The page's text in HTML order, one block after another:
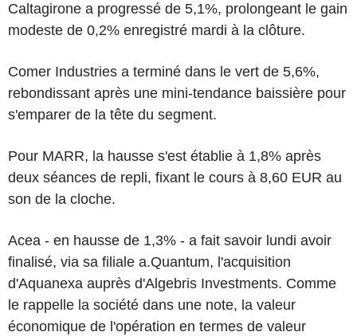
Caltagirone a progressé de 5,1%, prolongeant le gain
modeste de 0,2% enregistré mardi à la clôture.
Comer Industries a terminé dans le vert de 5,6%,
rebondissant après une mini-tendance baissière pour
s'emparer de la tête du segment.
Pour MARR, la hausse s'est établie à 1,8% après
deux séances de repli, fixant le cours à 8,60 EUR au
son de la cloche.
Acea - en hausse de 1,3% - a fait savoir lundi avoir
finalisé, via sa filiale a.Quantum, l'acquisition
d'Aquanexa auprès d'Algebris Investments. Comme
le rappelle la société dans une note, la valeur
économique de l'opération en termes de valeur